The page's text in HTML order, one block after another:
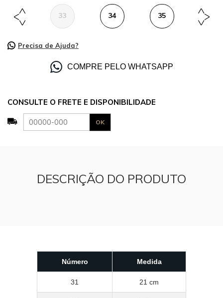
33 34 35 36
Precisa de Ajuda?
COMPRE PELO WHATSAPP
CONSULTE O FRETE E DISPONIBILIDADE
DESCRIÇÃO DO PRODUTO
Número Medida
31 21 cm